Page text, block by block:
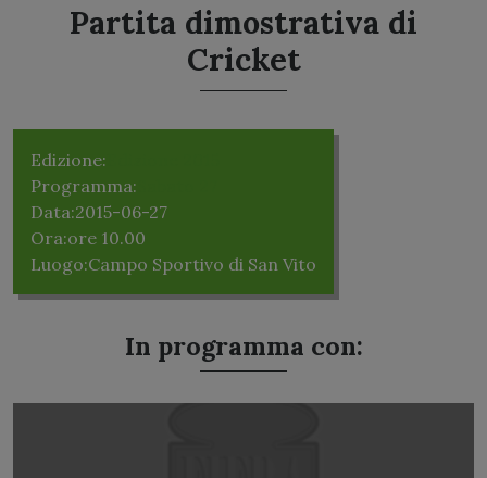
Partita dimostrativa di
Cricket
Edizione:
Programma:
Data:2015-06-27
Ora:ore 10.00
Luogo:Campo Sportivo di San Vito
In programma con: